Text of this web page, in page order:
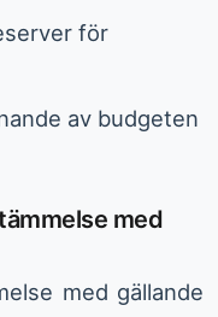
för
av budgeten
med
med gällande